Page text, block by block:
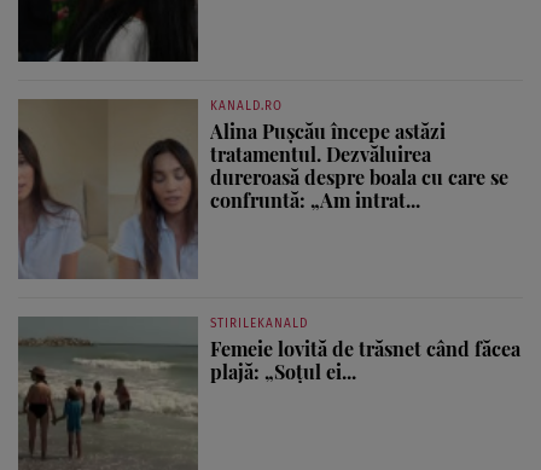
KANALD.RO
Alina Pușcău începe astăzi
tratamentul. Dezvăluirea
dureroasă despre boala cu care se
confruntă: „Am intrat...
STIRILEKANALD
Femeie lovită de trăsnet când făcea
plajă: „Soțul ei...